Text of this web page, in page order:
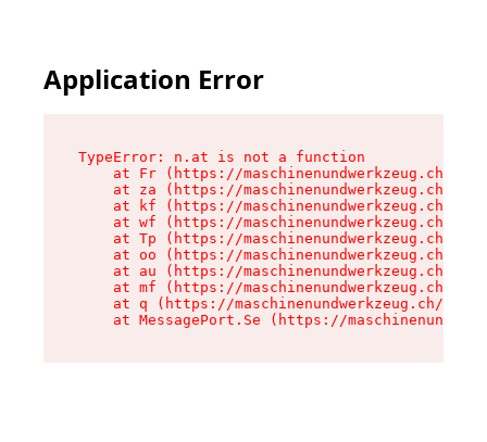
Application Error
TypeError: n.at is not a function
at Fr (https://maschinenundwerkzeug.ch/
at za (https://maschinenundwerkzeug.ch/
at kf (https://maschinenundwerkzeug.ch/
at wf (https://maschinenundwerkzeug.ch/
at Tp (https://maschinenundwerkzeug.ch/
at oo (https://maschinenundwerkzeug.ch/
at au (https://maschinenundwerkzeug.ch/
at mf (https://maschinenundwerkzeug.ch/
at q (https://maschinenundwerkzeug.ch/
at MessagePort.Se (https://